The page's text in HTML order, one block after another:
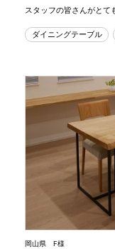
スタッフの皆さんがとて
ダイニングテーブル
岡山県 F様